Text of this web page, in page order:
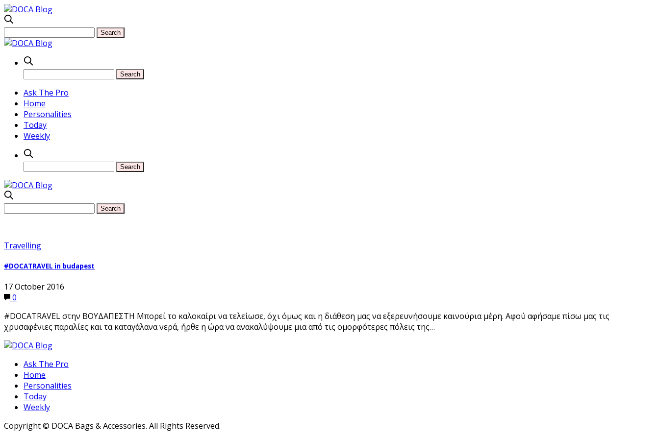
Ask The Pro
Home
Personalities
Today
Weekly
Travelling
#DOCATRAVEL in budapest
17 October 2016
0
#DOCATRAVEL στην ΒΟΥΔΑΠΕΣΤΗ Μπορεί το καλοκαίρι να τελείωσε, όχι όμως και η διάθεση μας να εξερευνήσουμε καινούρια μέρη. Αφού αφήσαμε πίσω μας τις
χρυσαφένιες παραλίες και τα καταγάλανα νερά, ήρθε η ώρα να ανακαλύψουμε μια από τις ομορφότερες πόλεις της…
Ask The Pro
Home
Personalities
Today
Weekly
Copyright © DOCA Bags & Accessories. All Rights Reserved.